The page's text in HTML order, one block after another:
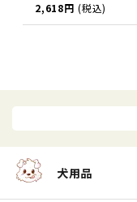
2,618円 (税込)
犬用品